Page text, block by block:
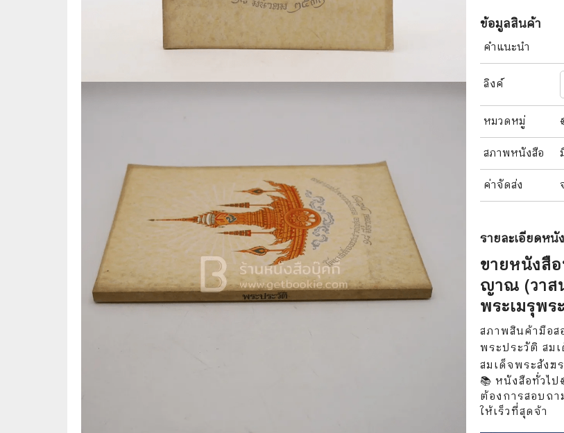
ข้อมูลสินค้า
คำแนะนำ
ลิงค์
หมวดหมู่
สภาพหนังสือ
ค่าจัดส่ง
รายละเอียดหนั
ขายหนังสื
ญาณ (วาส
พระเมรุพ
สภาพสินค้ามือส
พระประวัติ สม
สมเด็จพระสังฆ
📚 หนังสือทั่วไ
ต้องการสอบถา
ให้เร็วที่สุดจ้า
☸️ ธรรมะ ศาสนา ปรัชญา
🏙️ การเมือง สังคมศาสตร์
🌎 สารคดี ความรู้รอบตัว
💎 เพชร พลอย อัญมณี
🛸 วิทยาศาสตร์ คณิตศาสตร์
🌾 พืช สัตว์
🥘 อาหาร สุขภาพ ความงาม
😼 หนังสือการ์ตูน
📚 การ์ตูนชุด
🎭 ดราม่า ชีวิต เรื่องจริง
💀 ผี สยองขวัญ ระทึกขวัญ
🐾 เกี่ยวกับสัตว์
🎻 การ์ตูนดนตรี
🍳 การ์ตูนทำอาหาร
🕵️‍♀️ สืบสวน สอบสวน
🔭 วิทยาศาสตร์
🕰️ ประวัติศาสตร์
⛪ ศาสนา
🏙️ การเมือง
⚽ กีฬา
🎞️ ภาพยนตร์
โมเดล
Gossip ดารา
👙 เซ็กซี่
วัยรุ่น
🥘 อาหาร
💄 สุขภาพและคว
🏠 แต่งบ้าน
🧳 ท่องเที่ยว
คู่มือเฉลยเกม